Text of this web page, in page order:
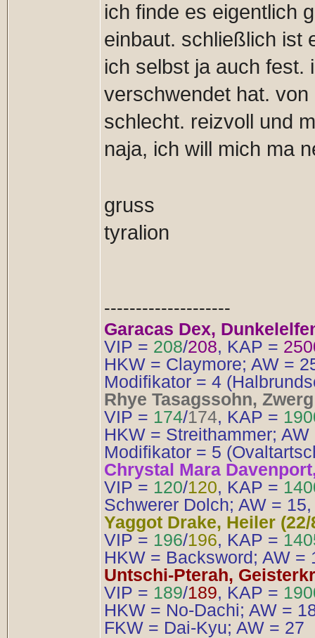
ich finde es eigentlich
einbaut. schließlich ist
ich selbst ja auch fest.
verschwendet hat.
schlecht. reizvoll und
naja, ich will mich ma
gruss
tyralion
--------------------
Garacas Dex,
VIP = 208/208, KAP =
HKW = Claymore; AW =
Modifikator = 4
Rhye Tasagssohn,
VIP = 174/174, KAP =
HKW = Streithammer;
Modifikator = 5
Chrystal Mara
VIP = 120/120, KAP =
Schwerer Dolch; AW =
Yaggot Drake, Heiler (22/
VIP = 196/196, KAP =
HKW = Backsword; AW
Untschi-Pterah,
VIP = 189/189, KAP =
HKW = No-Dachi; AW =
FKW = Dai-Kyu; AW = 27